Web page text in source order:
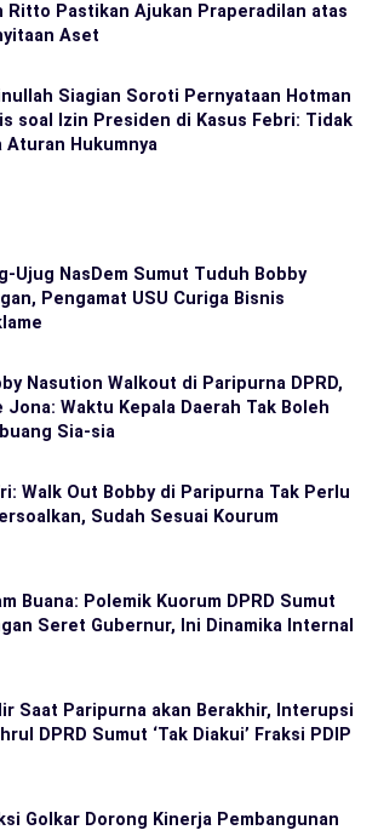
Ritto Pastikan Ajukan Praperadilan atas
Aset
Siagian Soroti Pernyataan Hotman
soal Izin Presiden di Kasus Febri: Tidak
Aturan Hukumnya
Ujug NasDem Sumut Tuduh Bobby
Pengamat USU Curiga Bisnis
Nasution Walkout di Paripurna DPRD,
Jona: Waktu Kepala Daerah Tak Boleh
Sia-sia
Walk Out Bobby di Paripurna Tak Perlu
Sudah Sesuai Kourum
Buana: Polemik Kuorum DPRD Sumut
Seret Gubernur, Ini Dinamika Internal
Saat Paripurna akan Berakhir, Interupsi
DPRD Sumut ‘Tak Diakui’ Fraksi PDIP
Golkar Dorong Kinerja Pembangunan